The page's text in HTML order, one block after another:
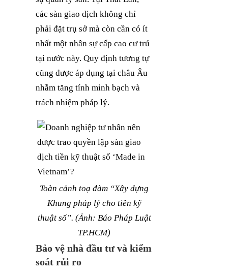
các sàn giao dịch không chỉ
phải đặt trụ sở mà còn cần có ít
nhất một nhân sự cấp cao cư trú
tại nước này. Quy định tương tự
cũng được áp dụng tại châu Âu
nhằm tăng tính minh bạch và
trách nhiệm pháp lý.
Toàn cảnh toạ đàm “Xây dựng
Khung pháp lý cho tiền kỹ
thuật số”. (Ảnh: Báo Pháp Luật
TP.HCM)
Bảo vệ nhà đầu tư và kiểm
soát rủi ro